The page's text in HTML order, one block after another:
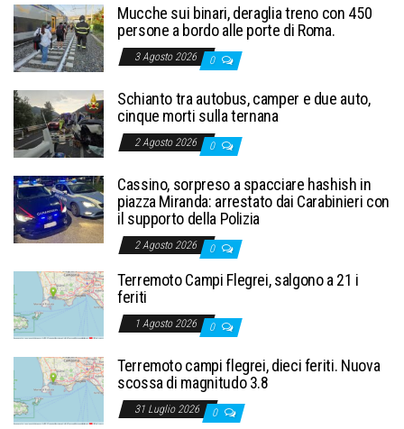
Mucche sui binari, deraglia treno con 450
persone a bordo alle porte di Roma.
3 Agosto 2026 0
Schianto tra autobus, camper e due auto,
cinque morti sulla ternana
2 Agosto 2026 0
Cassino, sorpreso a spacciare hashish in
piazza Miranda: arrestato dai Carabinieri con
il supporto della Polizia
2 Agosto 2026 0
Terremoto Campi Flegrei, salgono a 21 i
feriti
1 Agosto 2026 0
Terremoto campi flegrei, dieci feriti. Nuova
scossa di magnitudo 3.8
31 Luglio 2026 0